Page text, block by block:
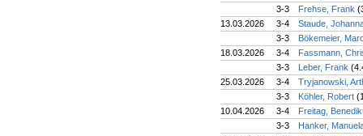
3-3
Frehse, Frank
13.03.2026
3-4
Staude,
3-3
Bökemeier,
18.03.2026
3-4
Fassmann,
3-3
Leber, Frank
25.03.2026
3-4
Tryjanowski,
3-3
Köhler, Robert
10.04.2026
3-4
Freitag,
3-3
Hanker,